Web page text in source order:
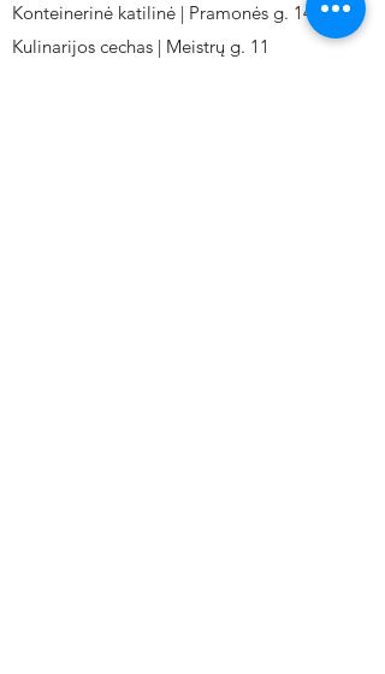
Konteinerinė katilinė | Pramonės g. 141
Kulinarijos cechas | Meistrų g. 11